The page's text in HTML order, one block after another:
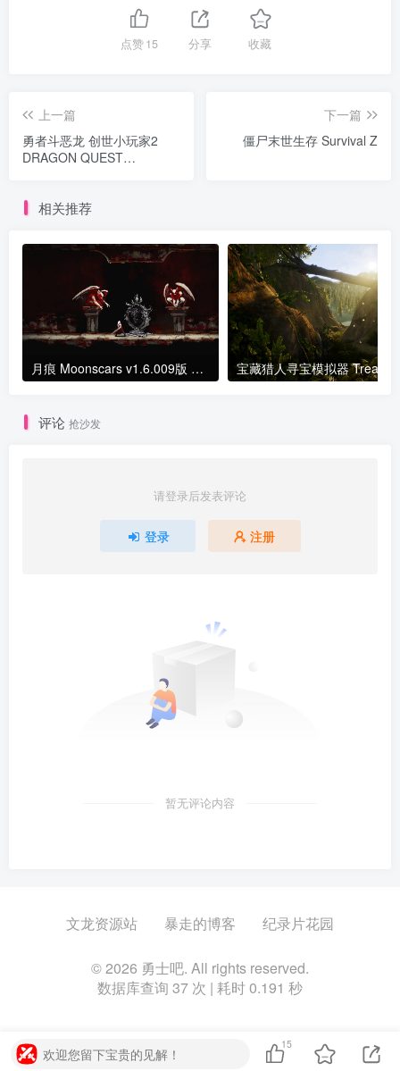
点赞15 分享 收藏
上一篇
勇者斗恶龙 创世小玩家2
DRAGON QUEST
下一篇
僵尸末世生存 Survival Z
相关推荐
月痕 Moonscars v1.6.009版 官方中文
评论 抢沙发
请登录后发表评论
登录 注册
暂无评论内容
文龙资源站 暴走的博客 纪录片花园
© 2026 勇士吧. All rights reserved.
数据库查询 37 次 | 耗时 0.191 秒
欢迎您留下宝贵的见解！
15